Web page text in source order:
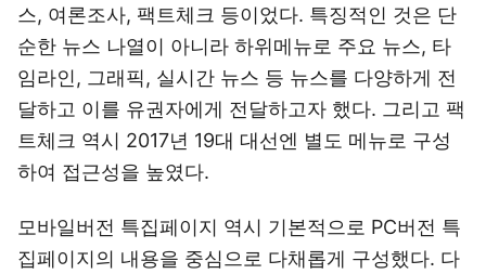
스, 여론조사, 팩트체크 등이었다. 특징적인 것은 단
순한 뉴스 나열이 아니라 하위메뉴로 주요 뉴스, 타
임라인, 그래픽, 실시간 뉴스 등 뉴스를 다양하게 전
달하고 이를 유권자에게 전달하고자 했다. 그리고 팩
트체크 역시 2017년 19대 대선엔 별도 메뉴로 구성
하여 접근성을 높였다.
모바일버전 특집페이지 역시 기본적으로 PC버전 특
집페이지의 내용을 중심으로 다채롭게 구성했다. 다